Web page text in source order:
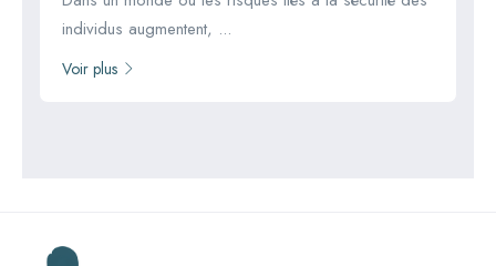
individus augmentent, ...
Voir plus